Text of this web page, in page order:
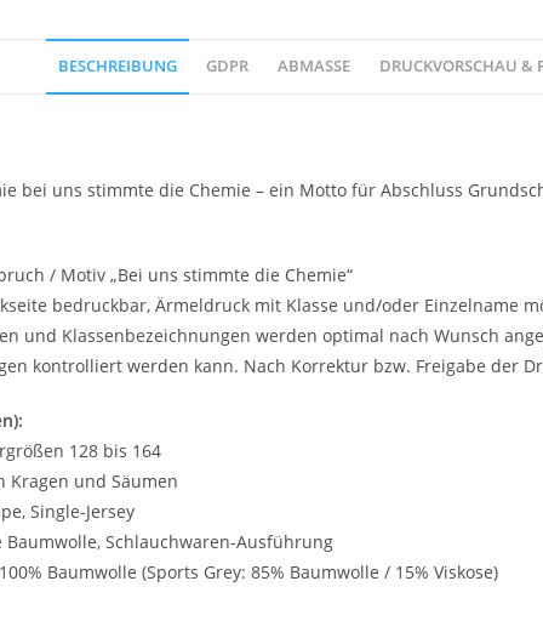
BESCHREIBUNG GDPR ABMASSE DRUCKVORSCHAU &
bei uns stimmte die Chemie – ein Motto für Abschluss
/ Motiv „Bei uns stimmte die Chemie“
bedruckbar, Ärmeldruck mit Klasse und/oder Einzelname
und Klassenbezeichnungen werden optimal nach Wunsch
kontrolliert werden kann. Nach Korrektur bzw. Freigabe der
128 bis 164
Kragen und Säumen
Single-Jersey
Baumwolle, Schlauchwaren-Ausführung
Baumwolle (Sports Grey: 85% Baumwolle / 15% Viskose)